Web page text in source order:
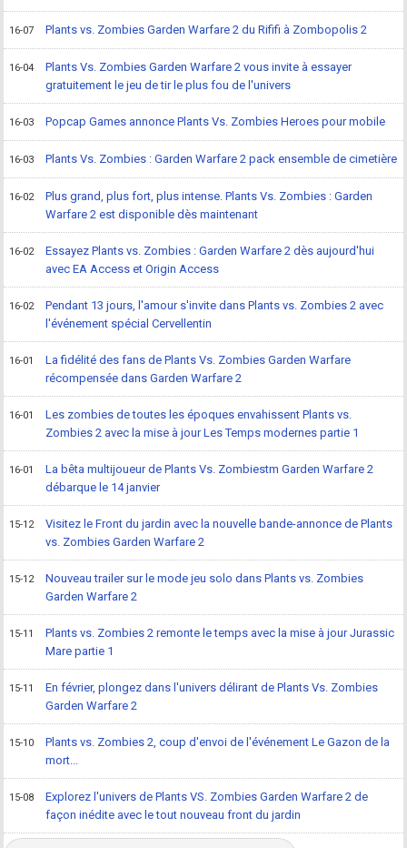
16-07 Plants vs. Zombies Garden Warfare 2 du Rififi à Zombopolis 2
16-04
Plants Vs. Zombies Garden Warfare 2 vous invite à essayer
gratuitement le jeu de tir le plus fou de l'univers
16-03 Popcap Games annonce Plants Vs. Zombies Heroes pour mobile
16-03 Plants Vs. Zombies : Garden Warfare 2 pack ensemble de cimetière
16-02
Plus grand, plus fort, plus intense. Plants Vs. Zombies : Garden
Warfare 2 est disponible dès maintenant
16-02
Essayez Plants vs. Zombies : Garden Warfare 2 dès aujourd'hui
avec EA Access et Origin Access
16-02
Pendant 13 jours, l'amour s'invite dans Plants vs. Zombies 2 avec
l'événement spécial Cervellentin
16-01
La fidélité des fans de Plants Vs. Zombies Garden Warfare
récompensée dans Garden Warfare 2
16-01
Les zombies de toutes les époques envahissent Plants vs.
Zombies 2 avec la mise à jour Les Temps modernes partie 1
16-01
La bêta multijoueur de Plants Vs. Zombiestm Garden Warfare 2
débarque le 14 janvier
15-12
Visitez le Front du jardin avec la nouvelle bande-annonce de Plants
vs. Zombies Garden Warfare 2
15-12
Nouveau trailer sur le mode jeu solo dans Plants vs. Zombies
Garden Warfare 2
15-11
Plants vs. Zombies 2 remonte le temps avec la mise à jour Jurassic
Mare partie 1
15-11
En février, plongez dans l'univers délirant de Plants Vs. Zombies
Garden Warfare 2
15-10
Plants vs. Zombies 2, coup d'envoi de l'événement Le Gazon de la
mort...
15-08
Explorez l'univers de Plants VS. Zombies Garden Warfare 2 de
façon inédite avec le tout nouveau front du jardin